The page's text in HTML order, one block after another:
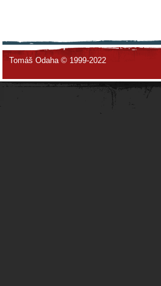
Tomáš Odaha © 1999-2022